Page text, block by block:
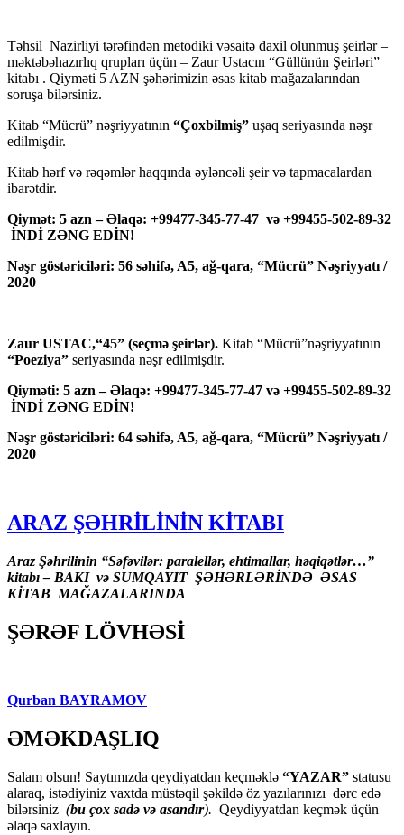
Təhsil Nazirliyi tərəfindən metodiki vəsaitə daxil olunmuş şeirlər –
məktəbəhazırlıq qrupları üçün – Zaur Ustacın “Güllünün Şeirləri”
kitabı . Qiyməti 5 AZN şəhərimizin əsas kitab mağazalarından
soruşa bilərsiniz.
Kitab “Mücrü” nəşriyyatının “Çoxbilmiş” uşaq seriyasında nəşr
edilmişdir.
Kitab hərf və rəqəmlər haqqında əyləncəli şeir və tapmacalardan
ibarətdir.
Qiymət: 5 azn – Əlaqə: +99477-345-77-47 və +99455-502-89-32
İNDİ ZƏNG EDİN!
Nəşr göstəriciləri: 56 səhifə, A5, ağ-qara, “Mücrü” Nəşriyyatı /
2020
Zaur USTAC,“45” (seçmə şeirlər). Kitab “Mücrü”nəşriyyatının
“Poeziya” seriyasında nəşr edilmişdir.
Qiyməti: 5 azn – Əlaqə: +99477-345-77-47 və +99455-502-89-32
İNDİ ZƏNG EDİN!
Nəşr göstəriciləri: 64 səhifə, A5, ağ-qara, “Mücrü” Nəşriyyatı /
2020
ARAZ ŞƏHRİLİNİN KİTABI
Araz Şəhrilinin “Səfəvilər: paralellər, ehtimallar, həqiqətlər…”
kitabı – BAKI və SUMQAYIT ŞƏHƏRLƏRİNDƏ ƏSAS
KİTAB MAĞAZALARINDA
ŞƏRƏF LÖVHƏSİ
Qurban BAYRAMOV
ƏMƏKDAŞLIQ
Salam olsun! Saytımızda qeydiyatdan keçməklə “YAZAR” statusu
alaraq, istədiyiniz vaxtda müstəqil şəkildə öz yazılarınızı dərc edə
bilərsiniz (bu çox sadə və asandır). Qeydiyyatdan keçmək üçün
əlaqə saxlayın.